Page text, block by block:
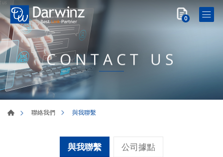
0
CONTACT US
聯絡我們 與我聯繫
與我聯繫 公司據點